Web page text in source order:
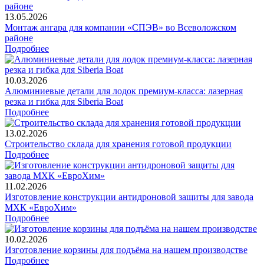
13.05.2026
Монтаж ангара для компании «СПЭВ» во Всеволожском
районе
Подробнее
10.03.2026
Алюминиевые детали для лодок премиум-класса: лазерная
резка и гибка для Siberia Boat
Подробнее
13.02.2026
Строительство склада для хранения готовой продукции
Подробнее
11.02.2026
Изготовление конструкции антидроновой защиты для завода
МХК «ЕвроХим»
Подробнее
10.02.2026
Изготовление корзины для подъёма на нашем производстве
Подробнее